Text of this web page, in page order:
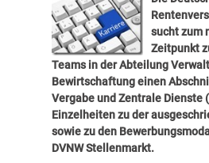
sucht zum
Zeitpunkt
Teams in der Abteilung
Bewirtschaftung einen
Vergabe und Zentrale Dienste
Einzelheiten zu der
sowie zu den
DVNW Stellenmarkt.